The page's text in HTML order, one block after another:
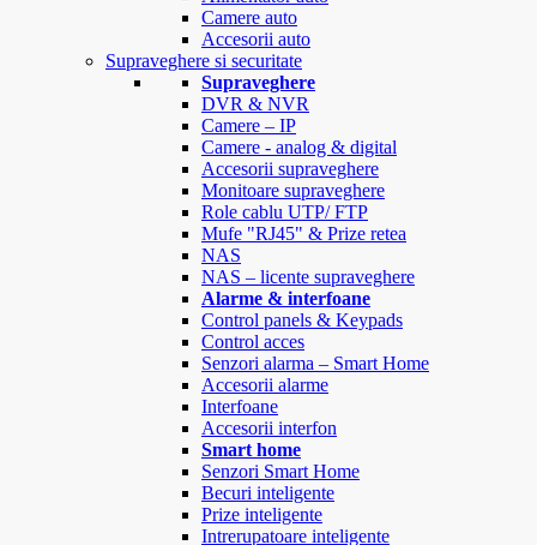
Camere auto
Accesorii auto
Supraveghere si securitate
Supraveghere
DVR & NVR
Camere – IP
Camere - analog & digital
Accesorii supraveghere
Monitoare supraveghere
Role cablu UTP/ FTP
Mufe "RJ45" & Prize retea
NAS
NAS – licente supraveghere
Alarme & interfoane
Control panels & Keypads
Control acces
Senzori alarma – Smart Home
Accesorii alarme
Interfoane
Accesorii interfon
Smart home
Senzori Smart Home
Becuri inteligente
Prize inteligente
Intrerupatoare inteligente